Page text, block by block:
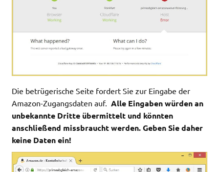
Die betrügerische Seite fordert Sie zur Eingabe der
Amazon-Zugangsdaten auf. Alle Eingaben würden an
unbekannte Dritte übermittelt und könnten
anschließend missbraucht werden. Geben Sie daher
keine Daten ein!